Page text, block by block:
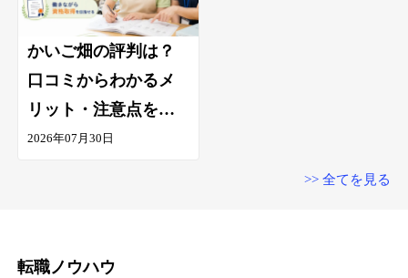
かいご畑の評判は？
口コミからわかるメ
リット・注意点を解
説
2026年07月30日
>> 全てを見る
転職ノウハウ